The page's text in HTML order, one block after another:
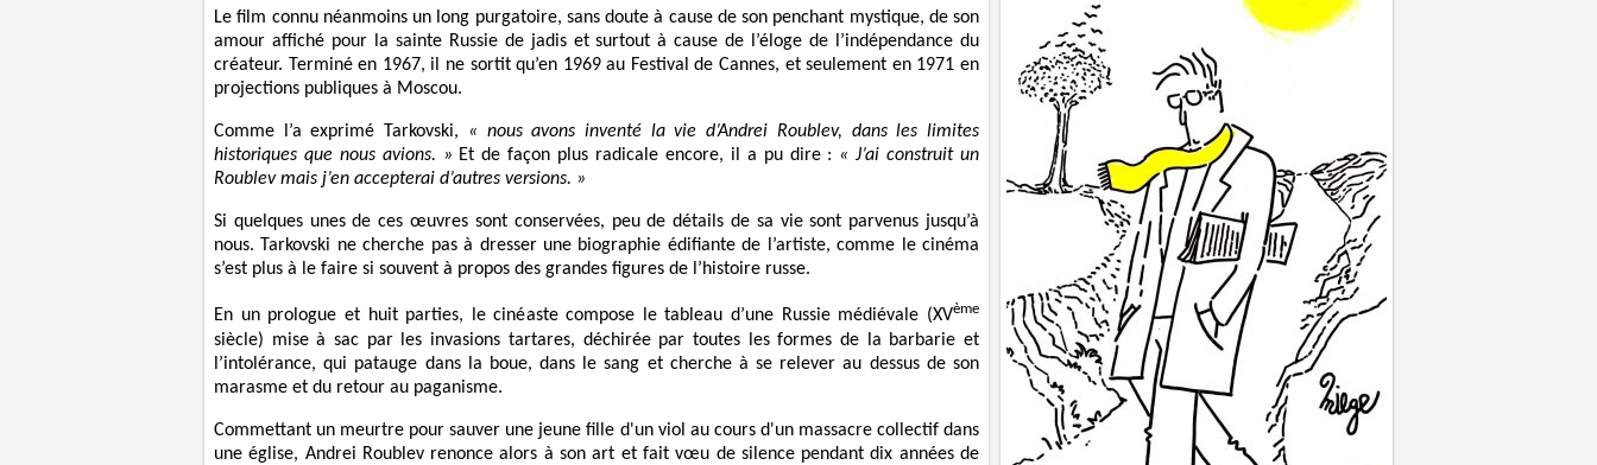
Le film connu néanmoins un long purgatoire, sans doute à cause de son penchant mystique, de son
amour affiché pour la sainte Russie de jadis et surtout à cause de l’éloge de l’indépendance du
créateur. Terminé en 1967, il ne sortit qu’en 1969 au Festival de Cannes, et seulement en 1971 en
projections publiques à Moscou.
Comme l’a exprimé Tarkovski, « nous avons inventé la vie d’Andrei Roublev, dans les limites
historiques que nous avions. » Et de façon plus radicale encore, il a pu dire : « J’ai construit un
Roublev mais j’en accepterai d’autres versions. »
Si quelques unes de ces œuvres sont conservées, peu de détails de sa vie sont parvenus jusqu’à
nous. Tarkovski ne cherche pas à dresser une biographie édifiante de l’artiste, comme le cinéma
s’est plus à le faire si souvent à propos des grandes figures de l’histoire russe.
En un prologue et huit parties, le cinéaste compose le tableau d’une Russie médiévale (XVème
siècle) mise à sac par les invasions tartares, déchirée par toutes les formes de la barbarie et
l’intolérance, qui patauge dans la boue, dans le sang et cherche à se relever au dessus de son
marasme et du retour au paganisme.
Commettant un meurtre pour sauver une jeune fille d'un viol au cours d'un massacre collectif dans
une église, Andrei Roublev renonce alors à son art et fait vœu de silence pendant dix années de